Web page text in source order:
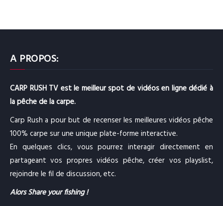
A PROPOS:
CARP RUSH TV est le meilleur spot de vidéos en ligne dédié à
la pêche de la carpe.
Carp Rush a pour but de recenser les meilleures vidéos pêche
100% carpe sur une unique plate-forme interactive.
En quelques clics, vous pourrez interagir directement en
partageant vos propres vidéos pêche, créer vos playslist,
rejoindre le fil de discussion, etc.
Alors Share your fishing !